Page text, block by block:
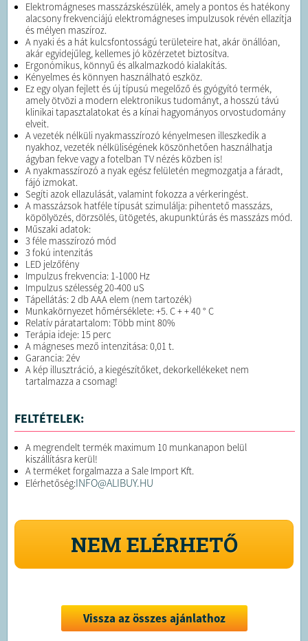
Elektromágneses masszázskészülék, amely a pontos és hatékony
alacsony frekvenciájú elektromágneses impulzusok révén ellazítja
és mélyen maszíroz.
A nyaki és a hát kulcsfontosságú területeire hat, akár önállóan,
akár egyidejűleg, kellemes jó közérzetet biztosítva.
Ergonómikus, könnyű és alkalmazkodó kialakítás.
Kényelmes és könnyen használható eszköz.
Ez egy olyan fejlett és új típusú megelőző és gyógyító termék,
amely ötvözi a modern elektronikus tudományt, a hosszú távú
klinikai tapasztalatokat és a kínai hagyományos orvostudomány
elveit.
A vezeték nélküli nyakmasszírozó kényelmesen illeszkedik a
nyakhoz, vezeték nélküliségének köszönhetően használhatja
ágyban fekve vagy a fotelban TV nézés közben is!
A nyakmasszírozó a nyak egész felületén megmozgatja a fáradt,
fájó izmokat.
Segíti azok ellazulását, valamint fokozza a vérkeringést.
A masszázsok hatféle típusát szimulálja: pihentető masszázs,
köpölyözés, dörzsölés, ütögetés, akupunktúrás és masszázs mód.
Műszaki adatok:
3 féle masszírozó mód
3 fokú intenzitás
LED jelzőfény
Impulzus frekvencia: 1-1000 Hz
Impulzus szélesség 20-400 uS
Tápellátás: 2 db AAA elem (nem tartozék)
Munkakörnyezet hőmérséklete: +5. C + + 40 ° C
Relatív páratartalom: Több mint 80%
Terápia ideje: 15 perc
A mágneses mező intenzitása: 0,01 t.
Garancia: 2év
A kép illusztráció, a kiegészítőket, dekorkellékeket nem
tartalmazza a csomag!
FELTÉTELEK:
A megrendelt termék maximum 10 munkanapon belül
kiszállításra kerül!
A terméket forgalmazza a Sale Import Kft.
Elérhetőség:INFO@ALIBUY.HU
NEM ELÉRHETŐ
Vissza az összes ajánlathoz